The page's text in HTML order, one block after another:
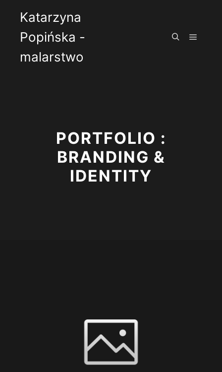
Katarzyna
Popińska -
malarstwo
PORTFOLIO :
BRANDING &
IDENTITY